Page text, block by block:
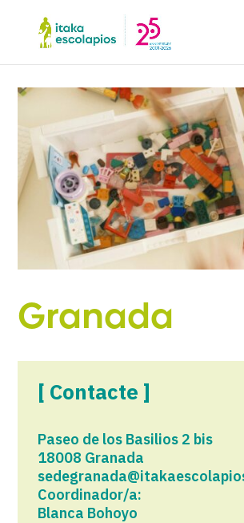
Granada
[ Contacte ]
Paseo de los Basilios 2 bis
18008 Granada
Coordinador/a:
Blanca Bohoyo